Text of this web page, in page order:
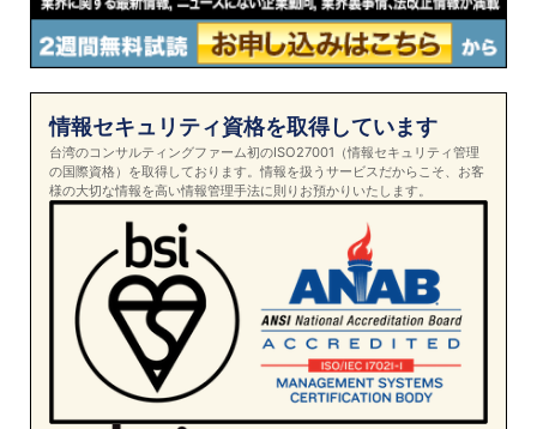
情報セキュリティ資格を取得しています
台湾のコンサルティングファーム初のISO27001（情報セキュリティ管理
の国際資格）を取得しております。情報を扱うサービスだからこそ、お客
様の大切な情報を高い情報管理手法に則りお預かりいたします。